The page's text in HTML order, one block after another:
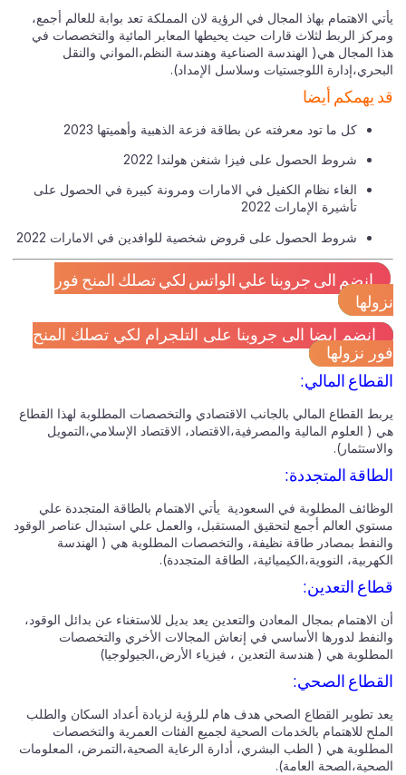
الاهتمام بهاذ المجال في الرؤية لان المملكة تعد بوابة للعالم أجمع،
الربط لثلاث قارات حيث يحيطها المعابر المائية والتخصصات في
المجال هي( الهندسة الصناعية وهندسة النظم،المواني والنقل
اللوجستيات وسلاسل الإمداد).
يهمكم أيضا
كل ما تود معرفته عن بطاقة فزعة الذهبية وأهميتها 2023
شروط الحصول على فيزا شنغن هولندا 2022
الغاء نظام الكفيل في الامارات ومرونة كبيرة في الحصول على
تأشيرة الإمارات 2022
شروط الحصول على قروض شخصية للوافدين في الامارات 2022
انضم الى جروبنا علي الواتس لكي تصلك المنح فور
انضم ايضا الى جروبنا على التلجرام لكي تصلك المنح
نزولها
المالي:
القطاع المالي بالجانب الاقتصادي والتخصصات المطلوبة لهذا القطاع
( العلوم المالية والمصرفية،الاقتصاد، الاقتصاد الإسلامي،التمويل
المتجددة:
المطلوبة في السعودية يأتي الاهتمام بالطاقة المتجددة علي
العالم أجمع لتحقيق المستقبل، والعمل علي استبدال عناصر الوقود
بمصادر طاقة نظيفة، والتخصصات المطلوبة هي ( الهندسة
النووية،الكيميائية، الطاقة المتجددة).
التعدين:
الاهتمام بمجال المعادن والتعدين يعد بديل للاستغناء عن بدائل الوقود،
لدورها الأساسي في إنعاش المجالات الأخري والتخصصات
هي ( هندسة التعدين ، فيزياء الأرض،الجيولوجيا)
الصحي:
تطوير القطاع الصحي هدف هام للرؤية لزيادة أعداد السكان والطلب
للاهتمام بالخدمات الصحية لجميع الفئات العمرية والتخصصات
هي ( الطب البشري، أدارة الرعاية الصحية،التمرض، المعلومات
العامة).